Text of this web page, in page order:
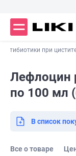
Антибиотики при
Лефлоцин
по 100 мл
В список
Все о товаре